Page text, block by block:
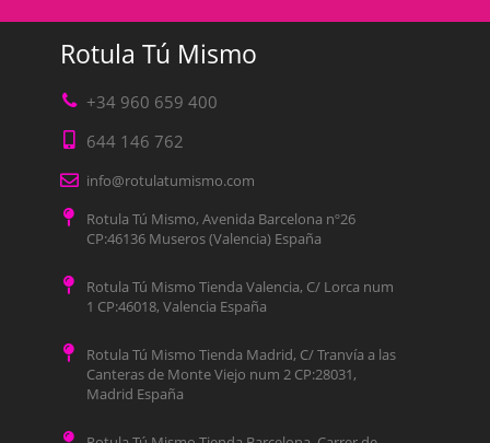
Rotula Tú Mismo
+34 960 659 400
644 146 762
info@rotulatumismo.com
Rotula Tú Mismo, Avenida Barcelona nº26
CP:46136 Museros (Valencia) España
Rotula Tú Mismo Tienda Valencia, C/ Lorca num
1 CP:46018, Valencia España
Rotula Tú Mismo Tienda Madrid, C/ Tranvía a las
Canteras de Monte Viejo num 2 CP:28031,
Madrid España